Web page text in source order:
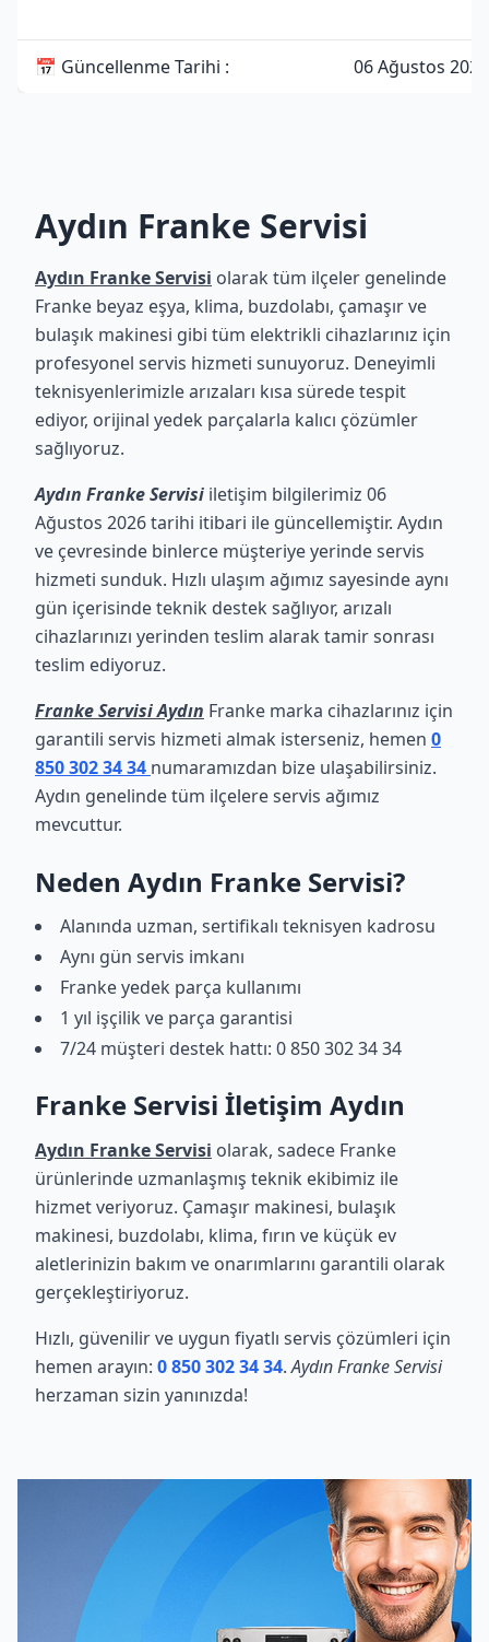
📅 Güncellenme Tarihi : 06 Ağustos 2026
Aydın Franke Servisi
Aydın Franke Servisi olarak tüm ilçeler genelinde
Franke beyaz eşya, klima, buzdolabı, çamaşır ve
bulaşık makinesi gibi tüm elektrikli cihazlarınız için
profesyonel servis hizmeti sunuyoruz. Deneyimli
teknisyenlerimizle arızaları kısa sürede tespit
ediyor, orijinal yedek parçalarla kalıcı çözümler
sağlıyoruz.
Aydın Franke Servisi iletişim bilgilerimiz 06
Ağustos 2026 tarihi itibari ile güncellemiştir. Aydın
ve çevresinde binlerce müşteriye yerinde servis
hizmeti sunduk. Hızlı ulaşım ağımız sayesinde aynı
gün içerisinde teknik destek sağlıyor, arızalı
cihazlarınızı yerinden teslim alarak tamir sonrası
teslim ediyoruz.
Franke Servisi Aydın Franke marka cihazlarınız için
garantili servis hizmeti almak isterseniz, hemen 0
850 302 34 34 numaramızdan bize ulaşabilirsiniz.
Aydın genelinde tüm ilçelere servis ağımız
mevcuttur.
Neden Aydın Franke Servisi?
Alanında uzman, sertifikalı teknisyen kadrosu
Aynı gün servis imkanı
Franke yedek parça kullanımı
1 yıl işçilik ve parça garantisi
7/24 müşteri destek hattı: 0 850 302 34 34
Franke Servisi İletişim Aydın
Aydın Franke Servisi olarak, sadece Franke
ürünlerinde uzmanlaşmış teknik ekibimiz ile
hizmet veriyoruz. Çamaşır makinesi, bulaşık
makinesi, buzdolabı, klima, fırın ve küçük ev
aletlerinizin bakım ve onarımlarını garantili olarak
gerçekleştiriyoruz.
Hızlı, güvenilir ve uygun fiyatlı servis çözümleri için
hemen arayın: 0 850 302 34 34.Aydın Franke Servisi
herzaman sizin yanınızda!